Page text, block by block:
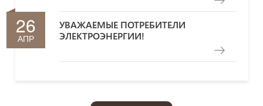
26
АПР
УВАЖАЕМЫЕ ПОТРЕБИТЕЛИ
ЭЛЕКТРОЭНЕРГИИ!